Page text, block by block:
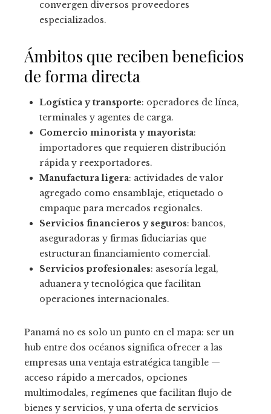
convergen diversos proveedores
especializados.
Ámbitos que reciben beneficios
de forma directa
Logística y transporte: operadores de línea,
terminales y agentes de carga.
Comercio minorista y mayorista:
importadores que requieren distribución
rápida y reexportadores.
Manufactura ligera: actividades de valor
agregado como ensamblaje, etiquetado o
empaque para mercados regionales.
Servicios financieros y seguros: bancos,
aseguradoras y firmas fiduciarias que
estructuran financiamiento comercial.
Servicios profesionales: asesoría legal,
aduanera y tecnológica que facilitan
operaciones internacionales.
Panamá no es solo un punto en el mapa: ser un
hub entre dos océanos significa ofrecer a las
empresas una ventaja estratégica tangible —
acceso rápido a mercados, opciones
multimodales, regímenes que facilitan flujo de
bienes y servicios, y una oferta de servicios